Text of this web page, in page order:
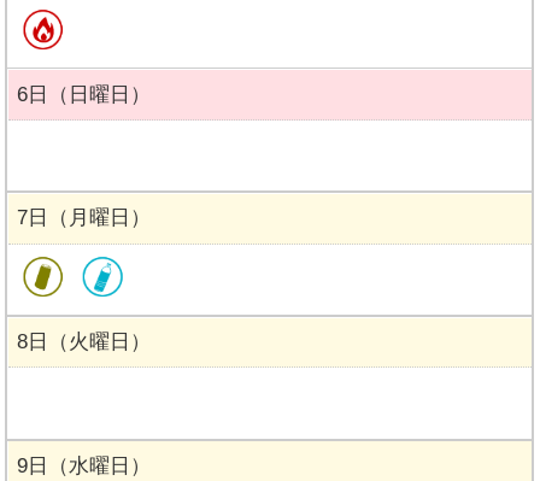
6日（日曜日）
7日（月曜日）
8日（火曜日）
9日（水曜日）